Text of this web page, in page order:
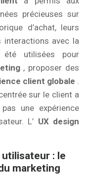
précieuses sur
d’achat, leurs
interactions avec la
été utilisées pour
, proposer des
client globale .
sur le client a
une expérience
L’ UX design
utilisateur : le
marketing